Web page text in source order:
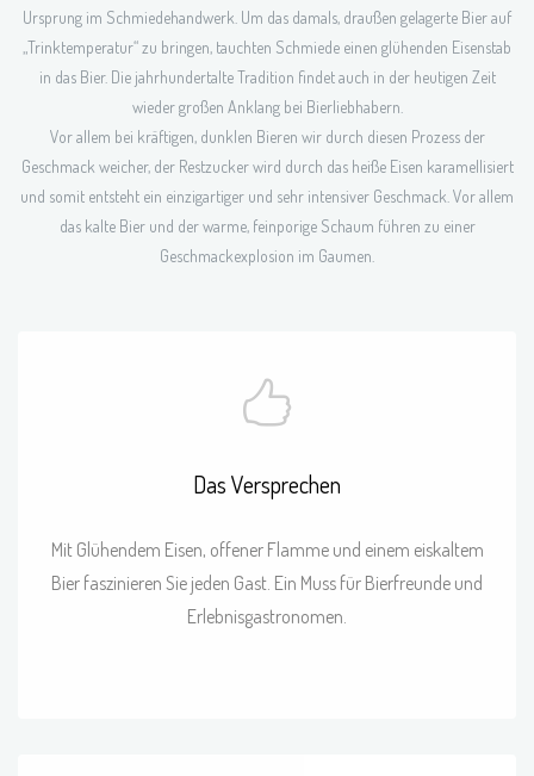
Ursprung im Schmiedehandwerk. Um das damals, draußen gelagerte Bier auf
„Trinktemperatur“ zu bringen, tauchten Schmiede einen glühenden Eisenstab
in das Bier. Die jahrhundertalte Tradition findet auch in der heutigen Zeit
wieder großen Anklang bei Bierliebhabern.
Vor allem bei kräftigen, dunklen Bieren wir durch diesen Prozess der
Geschmack weicher, der Restzucker wird durch das heiße Eisen karamellisiert
und somit entsteht ein einzigartiger und sehr intensiver Geschmack. Vor allem
das kalte Bier und der warme, feinporige Schaum führen zu einer
Geschmackexplosion im Gaumen.
Das Versprechen
Mit Glühendem Eisen, offener Flamme und einem eiskaltem
Bier faszinieren Sie jeden Gast. Ein Muss für Bierfreunde und
Erlebnisgastronomen.